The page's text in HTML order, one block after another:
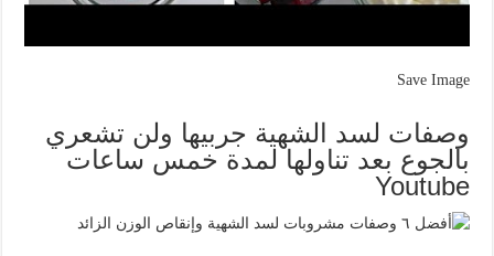
Save Image
وصفات لسد الشهية جربيها ولن تشعري
بالجوع بعد تناولها لمدة خمس ساعات
Youtube